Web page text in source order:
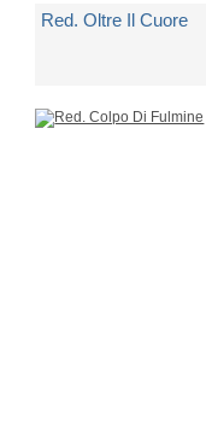
Red. Oltre Il Cuore